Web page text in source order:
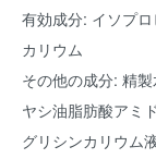
有効成分: イソプ
カリウム
その他の成分: 精
ヤシ油脂肪酸アミ
グリシンカリウム